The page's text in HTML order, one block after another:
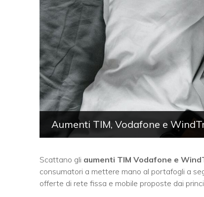
Aumenti TIM, Vodafone e
Scattano gli aumenti TIM Vodafone e
consumatori a mettere mano al portafogli a
offerte di rete fissa e mobile proposte dai